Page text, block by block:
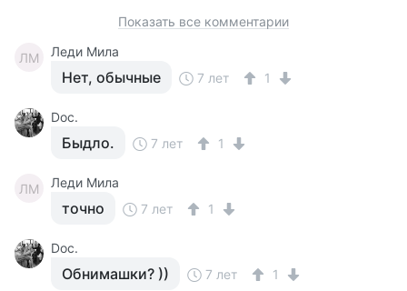
Показать все комментарии
ЛМ Леди Мила
Нет, обычные 7 лет 1
Doc.
Быдло. 7 лет 1
ЛМ Леди Мила
точно 7 лет 1
Doc.
Обнимашки? )) 7 лет 1